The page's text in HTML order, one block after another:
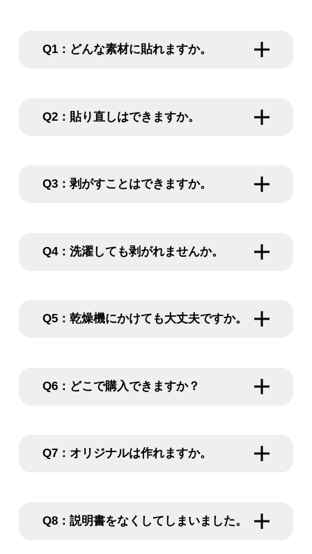
どんな素材に貼れますか。
貼り直しはできますか。
剥がすことはできますか。
洗濯しても剥がれませんか。
乾燥機にかけても大丈夫ですか。
どこで購入できますか？
オリジナルは作れますか。
説明書をなくしてしまいました。